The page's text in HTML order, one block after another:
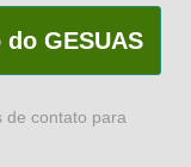
GESUAS
de contato para